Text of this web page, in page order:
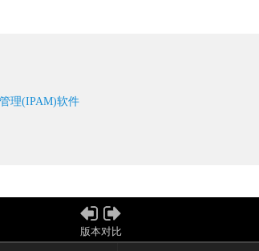
理(IPAM)软件
版本对比